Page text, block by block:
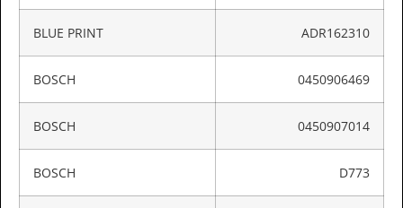
BLUE PRINT ADR162310
BOSCH 0450906469
BOSCH 0450907014
BOSCH D773